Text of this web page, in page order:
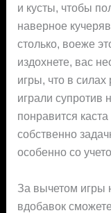
и кусты, чтобы
наверное
столько, воеже
издохнете, вас
игры, что в
играли супротив
понравится
собственно
особенно со
За вычетом игры
вдобавок